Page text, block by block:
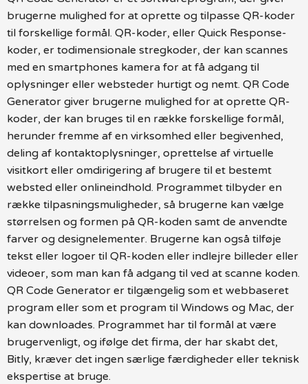
brugerne mulighed for at oprette og tilpasse QR-koder
til forskellige formål. QR-koder, eller Quick Response-
koder, er todimensionale stregkoder, der kan scannes
med en smartphones kamera for at få adgang til
oplysninger eller websteder hurtigt og nemt. QR Code
Generator giver brugerne mulighed for at oprette QR-
koder, der kan bruges til en række forskellige formål,
herunder fremme af en virksomhed eller begivenhed,
deling af kontaktoplysninger, oprettelse af virtuelle
visitkort eller omdirigering af brugere til et bestemt
websted eller onlineindhold. Programmet tilbyder en
række tilpasningsmuligheder, så brugerne kan vælge
størrelsen og formen på QR-koden samt de anvendte
farver og designelementer. Brugerne kan også tilføje
tekst eller logoer til QR-koden eller indlejre billeder eller
videoer, som man kan få adgang til ved at scanne koden.
QR Code Generator er tilgængelig som et webbaseret
program eller som et program til Windows og Mac, der
kan downloades. Programmet har til formål at være
brugervenligt, og ifølge det firma, der har skabt det,
Bitly, kræver det ingen særlige færdigheder eller teknisk
ekspertise at bruge.